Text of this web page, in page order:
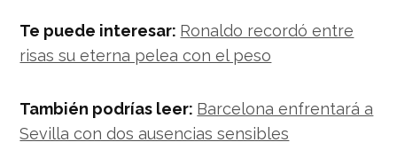
Te puede interesar: Ronaldo recordó entre
risas su eterna pelea con el peso
También podrías leer: Barcelona enfrentará a
Sevilla con dos ausencias sensibles